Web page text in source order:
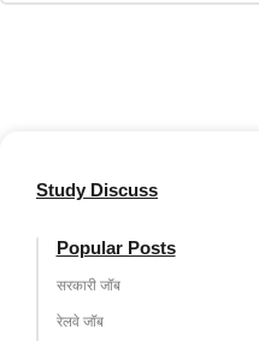
Study Discuss
Popular Posts
सरकारी जॉब
रेलवे जॉब